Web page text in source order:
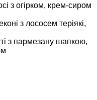
з огірком, крем-сиром
з лососем теріякі,
з пармезану шапкою,